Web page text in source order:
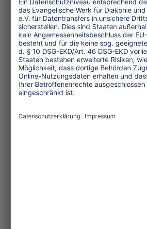
Themen
Tourismuspolitik
Kultur und Religion
Umwelt und Klima
Wirtschaft
Menschenrechte